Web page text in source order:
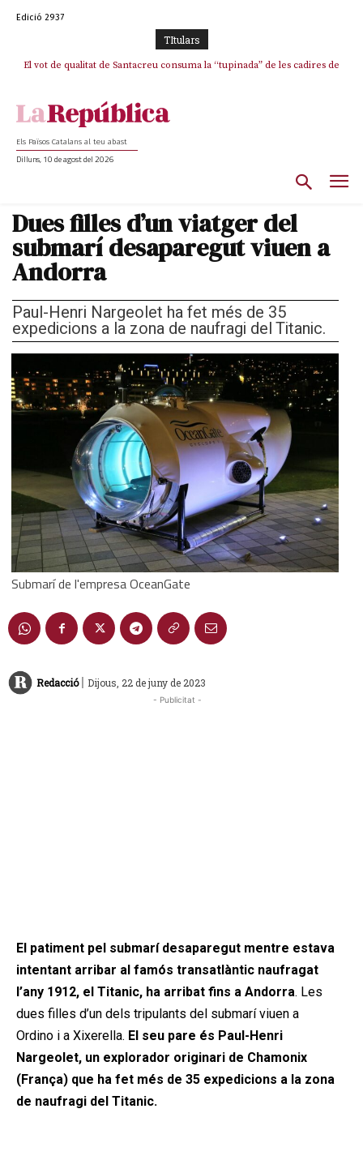
Edició 2937
TItulars
El vot de qualitat de Santacreu consuma la “tupinada” de les cadires de
La mentida de La Vanguardia: “Tres de cada quatre punts del pacte amb
Els Països Catalans al teu abast
Dilluns, 10 de agost del 2026
Dues filles d’un viatger del
submarí desaparegut viuen a
Andorra
Paul-Henri Nargeolet ha fet més de 35
expedicions a la zona de naufragi del Titanic.
Submarí de l'empresa OceanGate
Redacció | Dijous, 22 de juny de 2023
- Publicitat -
El patiment pel submarí desaparegut mentre estava
intentant arribar al famós transatlàntic naufragat
l’any 1912, el Titanic, ha arribat fins a Andorra. Les
dues filles d’un dels tripulants del submarí viuen a
Ordino i a Xixerella. El seu pare és Paul-Henri
Nargeolet, un explorador originari de Chamonix
(França) que ha fet més de 35 expedicions a la zona
de naufragi del Titanic.